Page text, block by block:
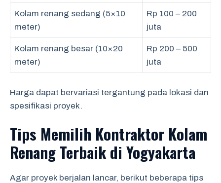
Kolam renang sedang (5×10
meter)
Rp 100 – 200
juta
Kolam renang besar (10×20
meter)
Rp 200 – 500
juta
Harga dapat bervariasi tergantung pada lokasi dan
spesifikasi proyek.
Tips Memilih Kontraktor Kolam
Renang Terbaik di Yogyakarta
Agar proyek berjalan lancar, berikut beberapa tips